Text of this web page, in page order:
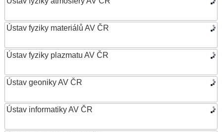
Ústav fyziky materiálů AV ČR
Ústav fyziky plazmatu AV ČR
Ústav geoniky AV ČR
Ústav informatiky AV ČR